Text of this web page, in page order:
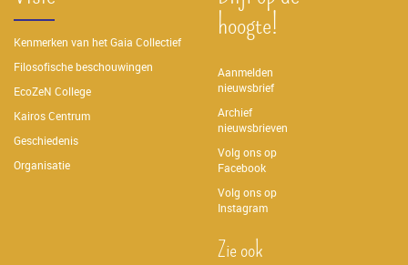
Kenmerken van het Gaia Collectief
Filosofische beschouwingen
EcoZeN College
Kairos Centrum
Geschiedenis
Organisatie
hoogte!
Aanmelden
nieuwsbrief
Archief
nieuwsbrieven
Volg ons op
Facebook
Volg ons op
Instagram
Zie ook